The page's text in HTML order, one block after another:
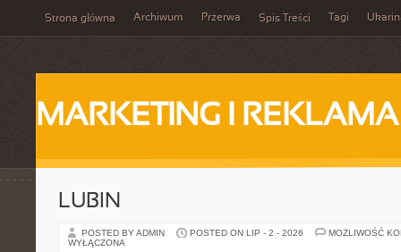
Strona główna Archiwum Przerwa Spis Treści Tagi
MARKETING I REKLAMA
LUBIN
POSTED BY ADMIN POSTED ON LIP - 2 - 2026
MOŻLIWOŚĆ
WYŁĄCZONA